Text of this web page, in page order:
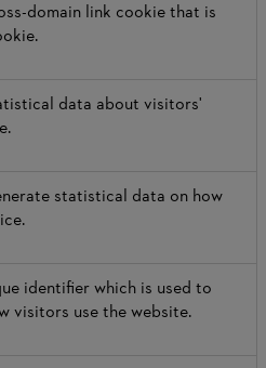
domain link cookie that is
data about visitors'
statistical data on how
identifier which is used to
visitors use the website.